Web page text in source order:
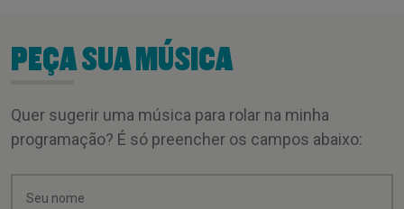
PEÇA SUA MÚSICA
Quer sugerir uma música para rolar na minha
programação? É só preencher os campos abaixo: